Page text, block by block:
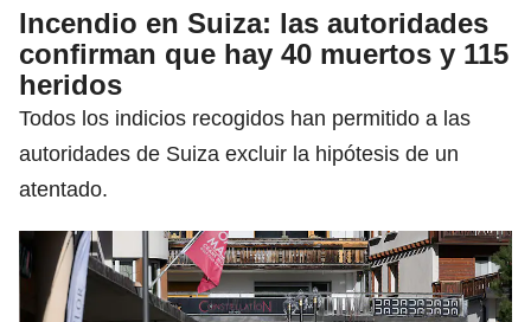
Incendio en Suiza: las autoridades
confirman que hay 40 muertos y 115
heridos
Todos los indicios recogidos han permitido a las
autoridades de Suiza excluir la hipótesis de un
atentado.